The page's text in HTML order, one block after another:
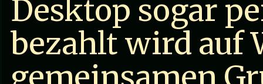
Desktop sogar
bezahlt wird auf